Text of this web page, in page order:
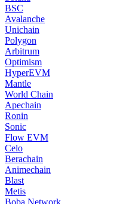
BSC
Avalanche
Unichain
Polygon
Arbitrum
Optimism
HyperEVM
Mantle
World Chain
Apechain
Ronin
Sonic
Flow EVM
Celo
Berachain
Animechain
Blast
Metis
Boba Network